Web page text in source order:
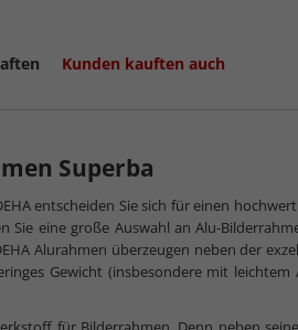
Kunden kauften auch
Superba
entscheiden Sie sich für einen
Sie eine große Auswahl an Alu-
Alurahmen überzeugen neben der
Gewicht (insbesondere mit